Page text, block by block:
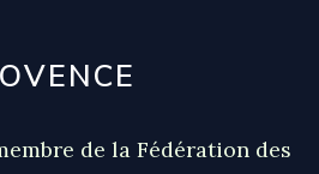
de la Fédération des